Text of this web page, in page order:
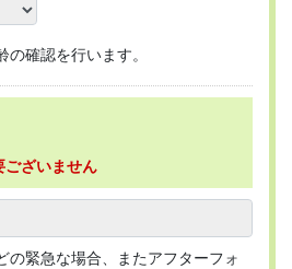
確認を行います。
ございません
の緊急な場合、またアフターフォ